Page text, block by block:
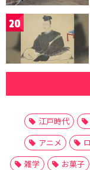
20
江戸時代
アニメ
雑学
お菓子